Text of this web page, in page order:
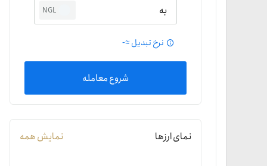
به NGL
نرخ تبدیل ≈-
شروع معامله
نمای ارزها نمایش همه